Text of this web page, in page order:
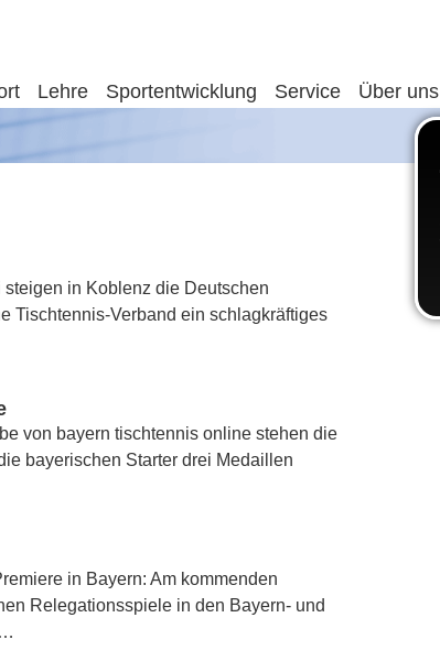
Lehre Sportentwicklung Service Über uns
in Koblenz die Deutschen
Tischtennis-Verband ein schlagkräftiges
von bayern tischtennis online stehen die
bayerischen Starter drei Medaillen
in Bayern: Am kommenden
Relegationsspiele in den Bayern- und